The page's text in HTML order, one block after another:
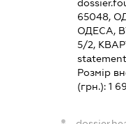
65048,
ОДЕСА,
5/2,
Розмір
(грн.):1